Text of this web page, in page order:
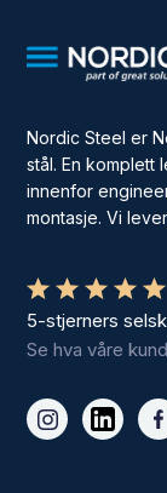
Nordic Steel er
stål. En komplett
innenfor
montasje. Vi
5-stjerners
Se hva våre